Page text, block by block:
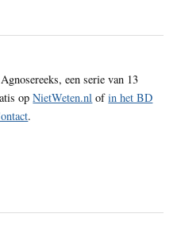
een serie van 13
opNietWeten.nl ofin het BD
.